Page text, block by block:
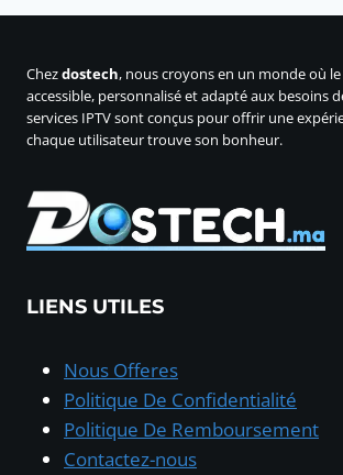
était :
est :
Chezdostech, nous croyons en un monde où
accessible, personnalisé et adapté aux besoins
services IPTV sont conçus pour offrir une
chaque utilisateur trouve son bonheur.
LIENS UTILES
Nous Offeres
Politique De Confidentialité
Politique De Remboursement
Contactez-nous